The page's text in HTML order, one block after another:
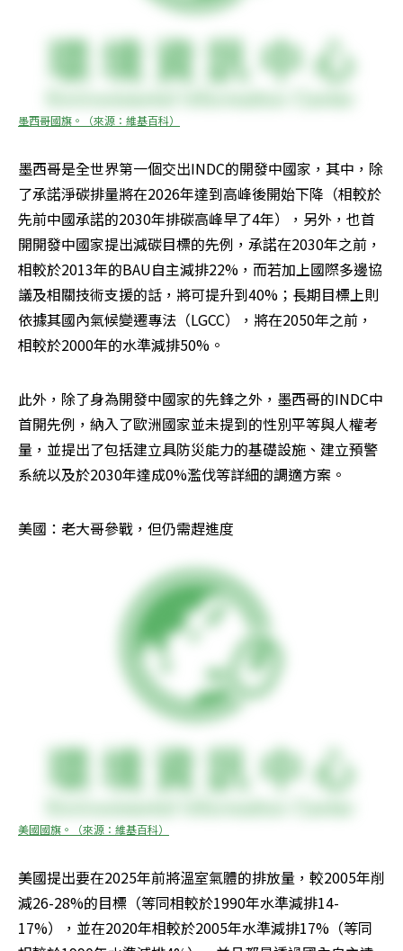
墨西哥國旗。（來源：維基百科）
墨西哥是全世界第一個交出INDC的開發中國家，其中，除
了承諾淨碳排量將在2026年達到高峰後開始下降（相較於
先前中國承諾的2030年排碳高峰早了4年），另外，也首
開開發中國家提出減碳目標的先例，承諾在2030年之前，
相較於2013年的BAU自主減排22%，而若加上國際多邊協
議及相關技術支援的話，將可提升到40%；長期目標上則
依據其國內氣候變遷專法（LGCC），將在2050年之前，
相較於2000年的水準減排50%。
此外，除了身為開發中國家的先鋒之外，墨西哥的INDC中
首開先例，納入了歐洲國家並未提到的性別平等與人權考
量，並提出了包括建立具防災能力的基礎設施、建立預警
系統以及於2030年達成0%濫伐等詳細的調適方案。
美國：老大哥參戰，但仍需趕進度
美國國旗。（來源：維基百科）
美國提出要在2025年前將溫室氣體的排放量，較2005年削
減26-28%的目標（等同相較於1990年水準減排14-
17%），並在2020年相較於2005年水準減排17%（等同